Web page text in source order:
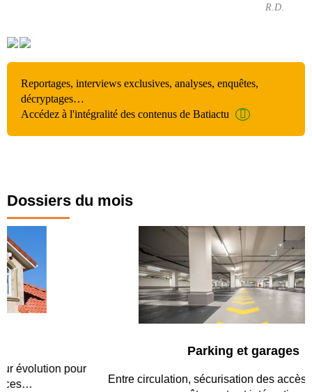
R.D.
Reportages, interviews exclusives, analyses, enquêtes,
décryptages…
Accédez à l'intégralité des contenus de Batiactu
Dossiers du mois
Parking et garages
Entre circulation, sécurisation des accès, durabilité des